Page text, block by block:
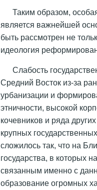
Таким образом,
является важнейшей
быть рассмотрен не
идеология
Слабость
Средний Восток из-за
урбанизации и
этничности, высокой
кочевников и ряда
крупных
сложилось так, что на
государства, в которых
связанным именно с
образование огромных